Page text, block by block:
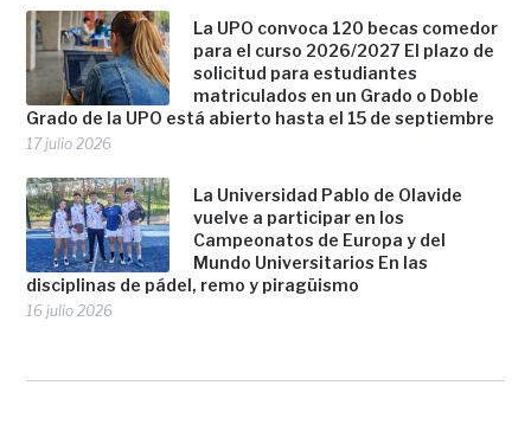
La UPO convoca 120 becas comedor
para el curso 2026/2027 El plazo de
solicitud para estudiantes
matriculados en un Grado o Doble
Grado de la UPO está abierto hasta el 15 de septiembre
17 julio 2026
La Universidad Pablo de Olavide
vuelve a participar en los
Campeonatos de Europa y del
Mundo Universitarios En las
disciplinas de pádel, remo y piragüismo
16 julio 2026